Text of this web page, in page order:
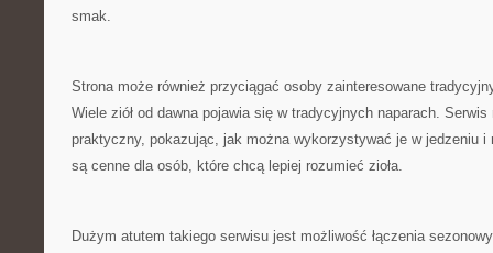
smak.
Strona może również przyciągać osoby zainteresowane
Wiele ziół od dawna pojawia się w tradycyjnych naparach.
praktyczny, pokazując, jak można wykorzystywać je w jedzeniu i
są cenne dla osób, które chcą lepiej rozumieć zioła.
Dużym atutem takiego serwisu jest możliwość łączenia